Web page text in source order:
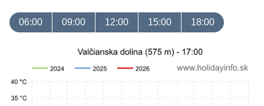
06:00 09:00 12:00 15:00 18:00